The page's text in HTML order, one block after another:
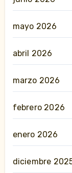
mayo 2026
abril 2026
marzo 2026
febrero 2026
enero 2026
diciembre